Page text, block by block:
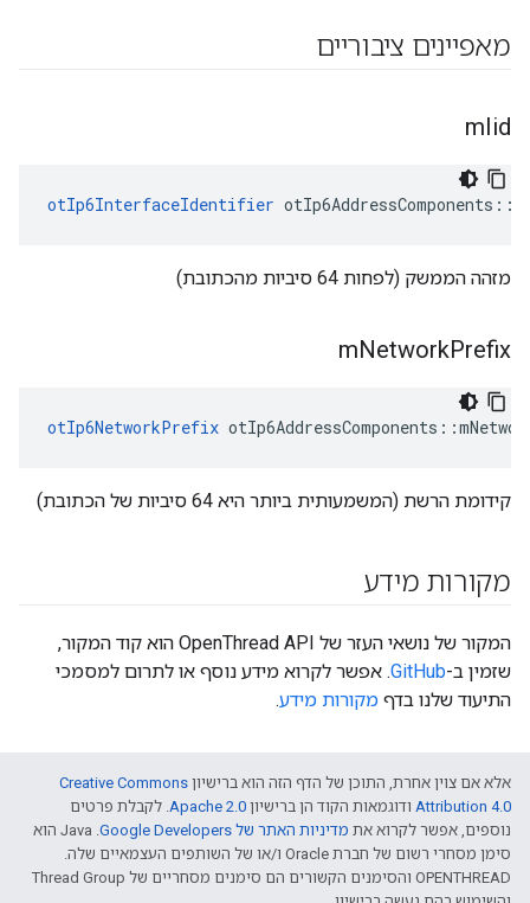
מאפיינים ציבוריים
mIid
otIp6InterfaceIdentifier otIp6AddressComponents ::
מזהה הממשק (לפחות 64 סיביות מהכתובת)
mNetworkPrefix
otIp6NetworkPrefix otIp6AddressComponents ::
קידומת הרשת (המשמעותית ביותר היא 64 סיביות של הכתובת)
מקורות מידע
המקור של נושאי העזר של OpenThread API הוא קוד המקור,
שזמין ב-GitHub. אפשר לקרוא מידע נוסף או לתרום למסמכי
התיעוד שלנו בדף מקורות מידע.
אלא אם צוין אחרת, התוכן של הדף הזה הוא ברישיון Creative Commons
Attribution 4.0‏ ודוגמאות הקוד הן ברישיון Apache 2.0‏. לקבלת פרטים
נוספים, אפשר לקרוא את מדיניות האתר של Google Developers‏
.‏ Java הוא
סימן מסחרי רשום של חברת Oracle ו/או של השותפים העצמאיים שלה.
‫OPENTHREAD והסימנים הקשורים הם סימנים מסחריים של Thread Group